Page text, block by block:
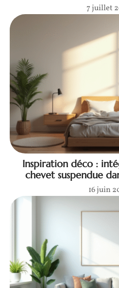
7 juillet
Inspiration déco :
chevet suspendue
16 juin